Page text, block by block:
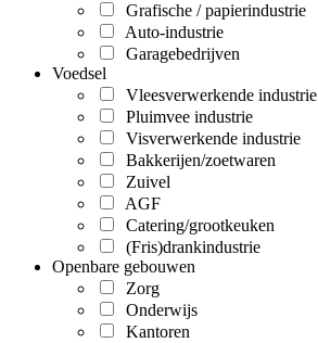
Grafische / papierindustrie
Auto-industrie
Garagebedrijven
Voedsel
Vleesverwerkende industrie
Pluimvee industrie
Visverwerkende industrie
Bakkerijen/zoetwaren
Zuivel
AGF
Catering/grootkeuken
(Fris)drankindustrie
Openbare gebouwen
Zorg
Onderwijs
Kantoren